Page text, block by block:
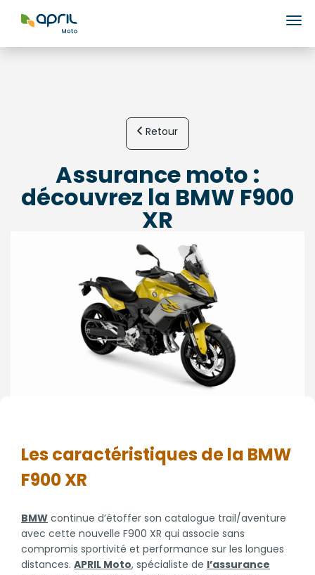
Retour
Assurance moto :
découvrez la BMW F900
XR
Les caractéristiques de la BMW
F900 XR
BMW continue d’étoffer son catalogue trail/aventure
avec cette nouvelle F900 XR qui associe sans
compromis sportivité et performance sur les longues
distances. APRIL Moto, spécialiste de l’assurance